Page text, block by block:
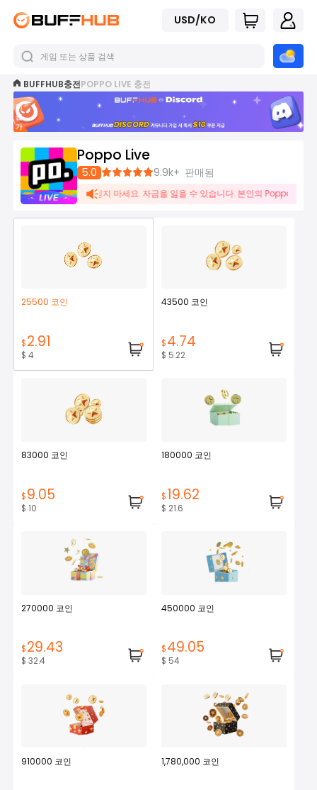
USD/KO
BUFFHUB충전POPPO LIVE 충전
지
금
가
하
Poppo Live
5.0 9.9k+ 판매됨
드 현금화 요청을 믿지 마세요. 자금을 잃을 수 있습니다. 본인의 Poppo Live 계
25500 코인
$2.91
$ 4
43500 코인
$4.74
$ 5.22
83000 코인
$9.05
$ 10
180000 코인
$19.62
$ 21.6
270000 코인
$29.43
$ 32.4
450000 코인
$49.05
$ 54
910000 코인 1,780,000 코인